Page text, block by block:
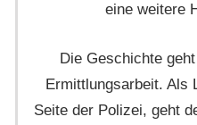
eine weitere
Die Geschichte
Ermittlungsarbeit. Als
Seite der Polizei, geht